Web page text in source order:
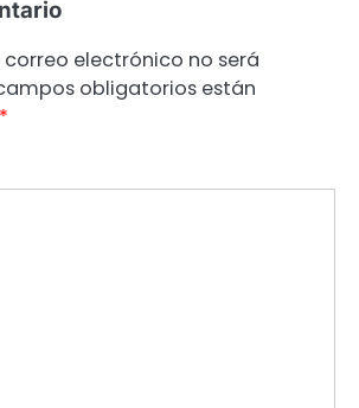
electrónico no será
obligatorios están
*